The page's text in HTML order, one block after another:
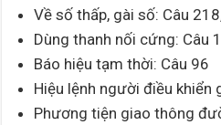
Về số thấp, gài số: Câu
Dùng thanh nối cứng: Câu
Báo hiệu tạm thời: Câu 96
Hiệu lệnh người điều khiển
Phương tiện giao thông